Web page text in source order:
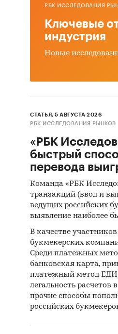
РБК ИССЛЕДОВАНИЯ
Ключевые
индустрия
Новые
СТАТЬЯ, 5 АВГУСТА 2026
РБК ИССЛЕДОВАНИЯ РЫНКОВ
«РБК
быстрый
перевода
Команда «РБК
транзакций (ввод и
ведущих российских
выявление наиболее
В качестве
букмекерских
Среди платежных
банковская карта,
платежный метод
легальность
прочие способы
российских